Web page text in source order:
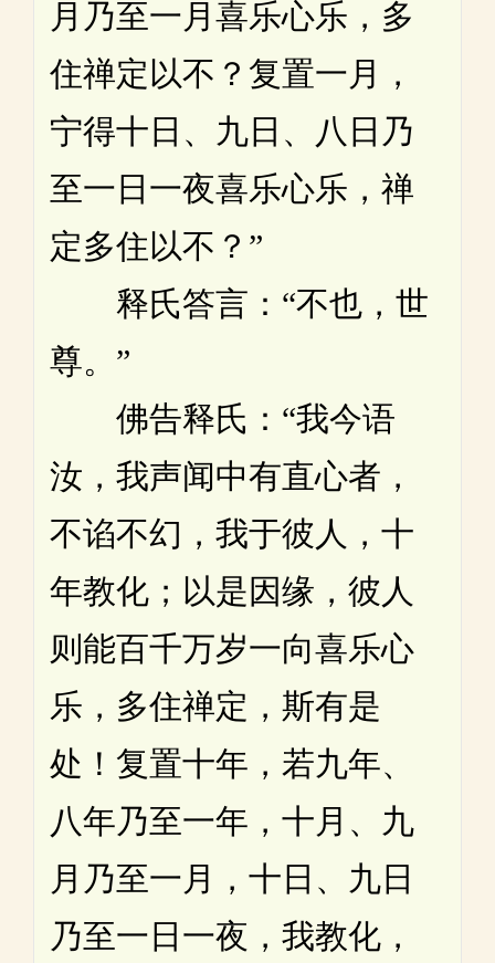
月乃至一月喜乐心乐，多
住禅定以不？复置一月，
宁得十日、九日、八日乃
至一日一夜喜乐心乐，禅
定多住以不？”
释氏答言：“不也，世
尊。”
佛告释氏：“我今语
汝，我声闻中有直心者，
不谄不幻，我于彼人，十
年教化；以是因缘，彼人
则能百千万岁一向喜乐心
乐，多住禅定，斯有是
处！复置十年，若九年、
八年乃至一年，十月、九
月乃至一月，十日、九日
乃至一日一夜，我教化，